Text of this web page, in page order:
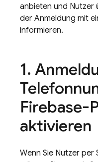
anbieten und Nutzer
der Anmeldung mit
informieren.
Firebase-
aktivieren
Wenn Sie Nutzer per